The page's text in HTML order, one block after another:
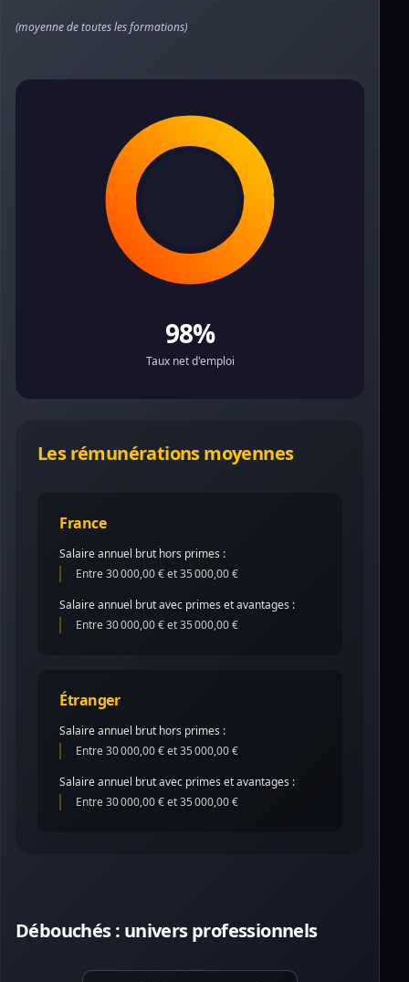
(moyenne de toutes les formations)
98%
Taux net d'emploi
Les rémunérations moyennes
France
Salaire annuel brut hors primes :
Entre 30 000,00 € et 35 000,00 €
Salaire annuel brut avec primes et avantages :
Entre 30 000,00 € et 35 000,00 €
Étranger
Salaire annuel brut hors primes :
Entre 30 000,00 € et 35 000,00 €
Salaire annuel brut avec primes et avantages :
Entre 30 000,00 € et 35 000,00 €
Débouchés : univers professionnels